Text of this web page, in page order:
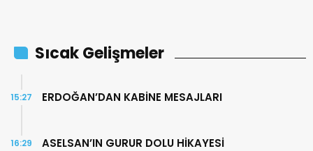
Sıcak Gelişmeler
ERDOĞAN’DAN KABİNE MESAJLARI
15:27
ASELSAN’IN GURUR DOLU HİKAYESİ
16:29